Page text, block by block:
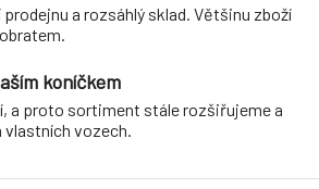
prodejnu a rozsáhlý sklad. Většinu zboží
koníčkem
a proto sortiment stále rozšiřujeme a
vozech.